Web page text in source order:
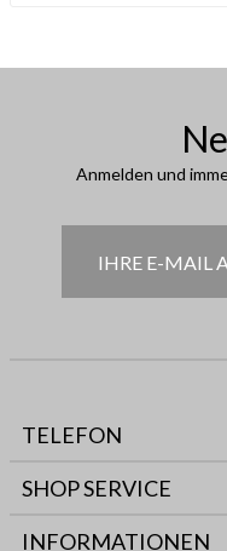
Anmelden und
TELEFON
SHOP SERVICE
INFORMATIONEN